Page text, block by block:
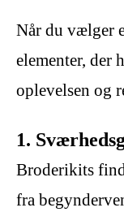
Når du vælger
elementer, der
oplevelsen og
1.
Broderikits
fra